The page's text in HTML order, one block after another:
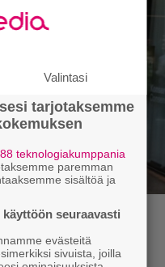
uutta kotia –
Valintasi
tarjotaksemme
88 teknologiakumppania
paremman
sisältöä ja
seuraavasti
evästeitä
sivuista, joilla